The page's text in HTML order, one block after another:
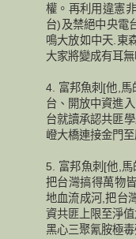
權。再利用違憲
台)及禁絕中央電
鳴大放如中天.東
大家將變成有耳無
4. 富邦魚刺[他,馬
台、開放中資進
台就讀承認共匪
嶝大橋連接金門
5. 富邦魚刺[他,
把台灣搞得萬物
地血流成河,把台
資共匪上限至淨
黑心三聚氰胺極